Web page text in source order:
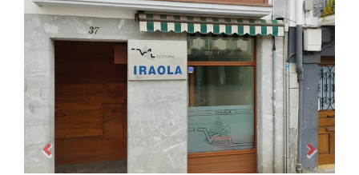
Previous Next